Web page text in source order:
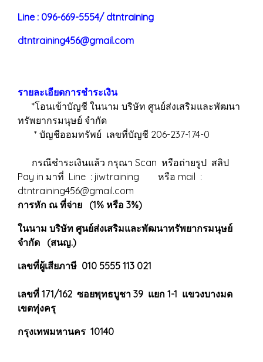
Line : 096-669-5554/ dtntraining
dtntraining456@gmail.com
รายละเอียดการชำระเงิน
*โอนเข้าบัญชี ในนาม บริษัท ศูนย์ส่งเสริมและพัฒนา
ทรัพยากรมนุษย์ จำกัด
* บัญชีออมทรัพย์ เลขที่บัญชี 206-237-174-0
กรณีชำระเงินแล้ว กรุณา Scan หรือถ่ายรูป สลิป
Pay in มาที่ Line : jiwtraining หรือ mail :
dtntraining456@gmail.com
การหัก ณ ที่จ่าย (1% หรือ 3%)
ในนาม บริษัท ศูนย์ส่งเสริมและพัฒนาทรัพยากรมนุษย์
จำกัด (สนญ.)
เลขที่ผู้เสียภาษี 010 5555 113 021
เลขที่ 171/162 ซอยพุทธบูชา 39 แยก 1-1 แขวงบางมด
เขตทุ่งครุ
กรุงเทพมหานคร 10140